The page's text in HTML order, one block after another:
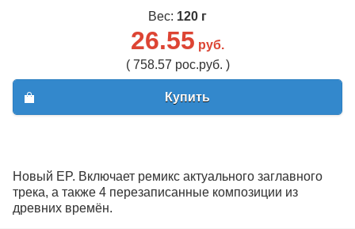
Вес: 120 г
26.55 руб.
( 758.57 рос.руб. )
Купить
Новый EP. Включает ремикс актуального заглавного
трека, а также 4 перезаписанные композиции из
древних времён.